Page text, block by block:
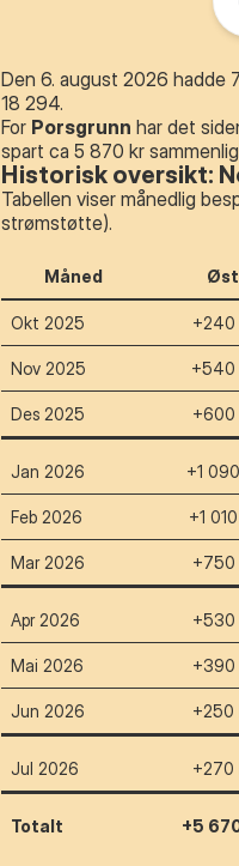
Den 6. august 2026 hadde
18 294.
For Porsgrunn har det
spart ca 5 870 kr
Historisk oversikt:
Tabellen viser månedlig
strømstøtte).
Måned Øst
Okt 2025 +240
Nov 2025 +540
Des 2025 +600
Jan 2026 +1
Feb 2026 +1
Mar 2026 +750
Apr 2026 +530
Mai 2026 +390
Jun 2026 +250
Jul 2026 +270
Totalt +5